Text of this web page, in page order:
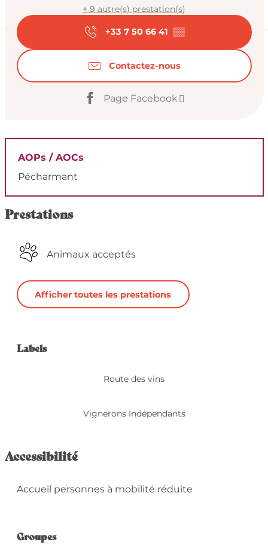
+ 9 autre(s) prestation(s)
+33 7 50 66 41 ▒▒
Contactez-nous
Page Facebook
AOPs / AOCs
Pécharmant
Prestations
Animaux acceptés
Afficher toutes les prestations
Offres de
Labels
Labels
Route des vins
Vignerons Indépendants
Accessibilité
Accueil personnes à mobilité réduite
Groupes
Groupes